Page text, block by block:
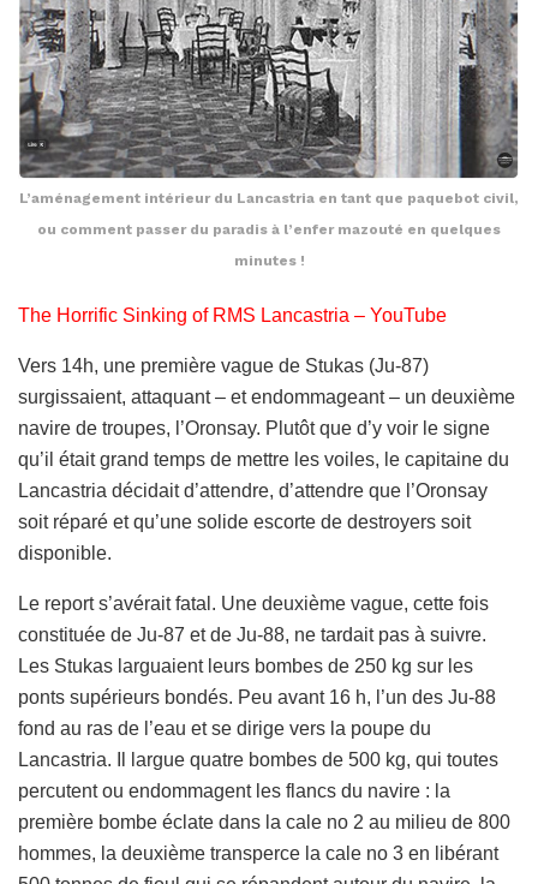
L’aménagement intérieur du Lancastria en tant que paquebot civil,
ou comment passer du paradis à l’enfer mazouté en quelques
minutes !
The Horrific Sinking of RMS Lancastria – YouTube
Vers 14h, une première vague de Stukas (Ju-87)
surgissaient, attaquant – et endommageant – un deuxième
navire de troupes, l’Oronsay. Plutôt que d’y voir le signe
qu’il était grand temps de mettre les voiles, le capitaine du
Lancastria décidait d’attendre, d’attendre que l’Oronsay
soit réparé et qu’une solide escorte de destroyers soit
disponible.
Le report s’avérait fatal. Une deuxième vague, cette fois
constituée de Ju-87 et de Ju-88, ne tardait pas à suivre.
Les Stukas larguaient leurs bombes de 250 kg sur les
ponts supérieurs bondés. Peu avant 16 h, l’un des Ju-88
fond au ras de l’eau et se dirige vers la poupe du
Lancastria. Il largue quatre bombes de 500 kg, qui toutes
percutent ou endommagent les flancs du navire : la
première bombe éclate dans la cale no 2 au milieu de 800
hommes, la deuxième transperce la cale no 3 en libérant